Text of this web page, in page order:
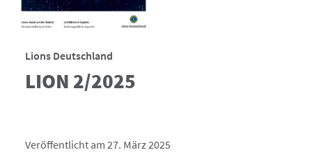
Lions Deutschland
LION 2/2025
Veröffentlicht am 27. März 2025